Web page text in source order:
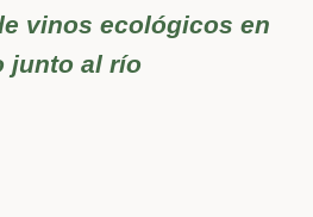
vinos ecológicos en
junto al río